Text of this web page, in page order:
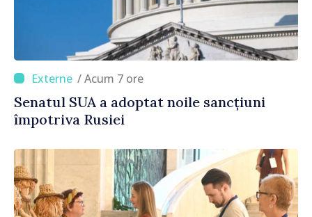
/ Acum 7 ore
Senatul SUA a adoptat noile sancțiuni
împotriva Rusiei